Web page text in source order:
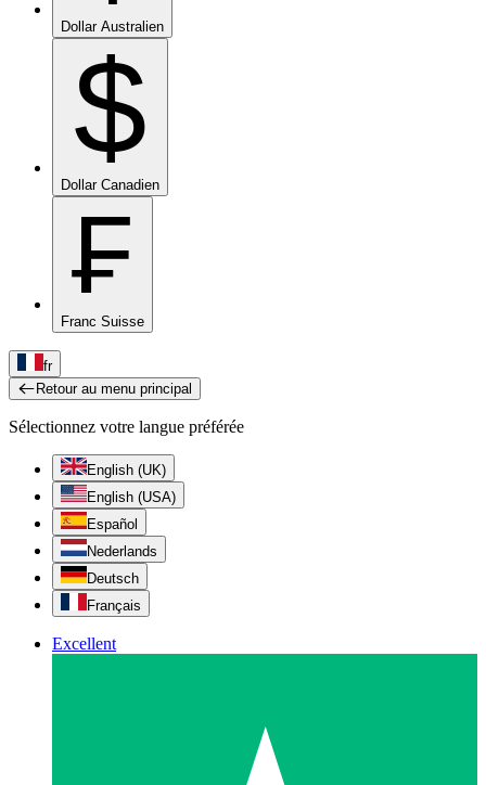
Dollar Australien
$
Dollar Canadien
₣
Franc Suisse
fr
Retour au menu principal
Sélectionnez votre langue préférée
English (UK)
English (USA)
Español
Nederlands
Deutsch
Français
Excellent